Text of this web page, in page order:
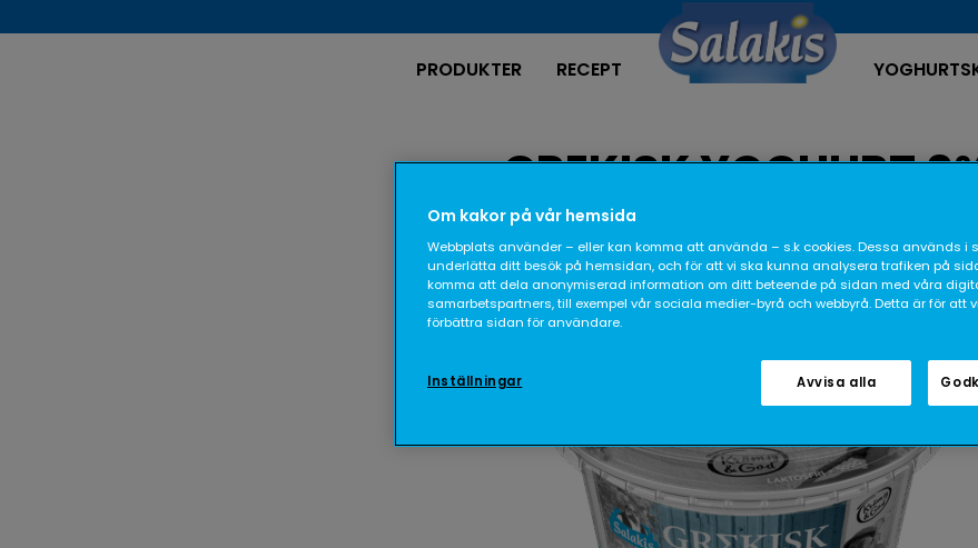
PRODUKTER RECEPT
GREKISK YOGHURT
LAKTOSFRI
Om kakor på vår hemsida
Webbplats använder – eller kan komma att använda – s.k cookies. Dessa används i
underlätta ditt besök på hemsidan, och för att vi ska kunna analysera trafiken på
komma att dela anonymiserad information om ditt beteende på sidan med våra
samarbetspartners, till exempel vår sociala medier-byrå och webbyrå. Detta är för att
förbättra sidan för användare.
Avvisa alla
Inställningar